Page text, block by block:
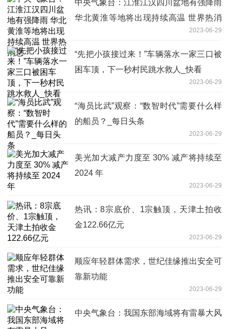
中央气象台：江淮江汉四川盆地有强降雨
华北黄淮等地将出现持续高温 世界热消
2023-06-29
“先把小孩接过来！”车辆落水一家三口被
困车顶，下一秒村民跳水救人_快看
2023-06-29
“海员比武”观察：“数智时代”需要什么样
的船员？_每日头条
2023-06-29
美光加大减产力度至 30% 减产将持续至
2024 年
2023-06-29
热讯：8宗底价、1宗触顶，天津土拍收
金122.66亿元
2023-06-29
顺应年轻群体需求，世纪佳缘推出安全可
靠新功能
2023-06-29
中央气象台：我国东部海域将有雷暴大风